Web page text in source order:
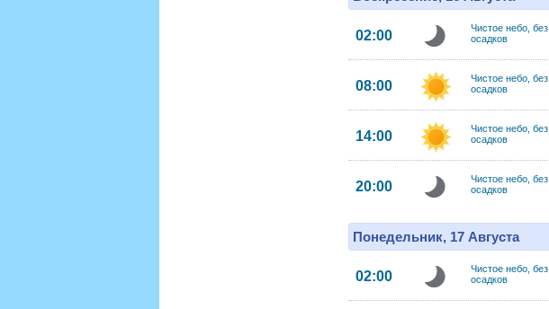
02:00
Чистое небо, без
осадков
08:00
Чистое небо, без
осадков
14:00
Чистое небо, без
осадков
20:00
Чистое небо, без
осадков
Понедельник, 17 Августа
02:00
Чистое небо, без
осадков